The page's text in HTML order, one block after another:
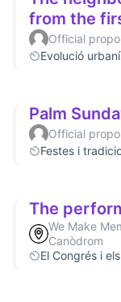
from the
Official
Evolució
Palm
Official
Festes i
The
We Make
Canòdrom
El Congrés i